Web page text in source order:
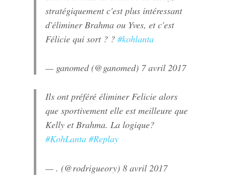
stratégiquement c'est plus intéressant
d'éliminer Brahma ou Yves, et c'est
Félicie qui sort ? ?#kohlanta
— ganomed (@ganomed) 7 avril 2017
Ils ont préféré éliminer Felicie alors
que sportivement elle est meilleure que
Kelly et Brahma. La logique?
#KohLanta #Replay
— . (@rodrigueory)8 avril 2017